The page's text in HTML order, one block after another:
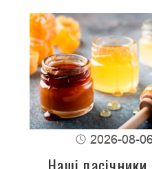
2026-08-